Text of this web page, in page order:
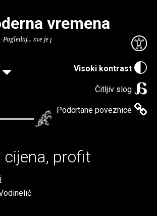
Visoki kontrast
Čitljiv slog
Podcrtane poveznice
vremena
Pogledaj... sve je puno knjiga.
cijena, profit